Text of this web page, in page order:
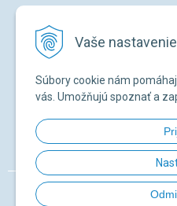
Vaše
Súbory cookie nám
vás. Umožňujú spoznať a
Obchodné
Ochana
Registrácia
Žiadosť o
© 2026 SLOVPAP SK • NextShop&e-